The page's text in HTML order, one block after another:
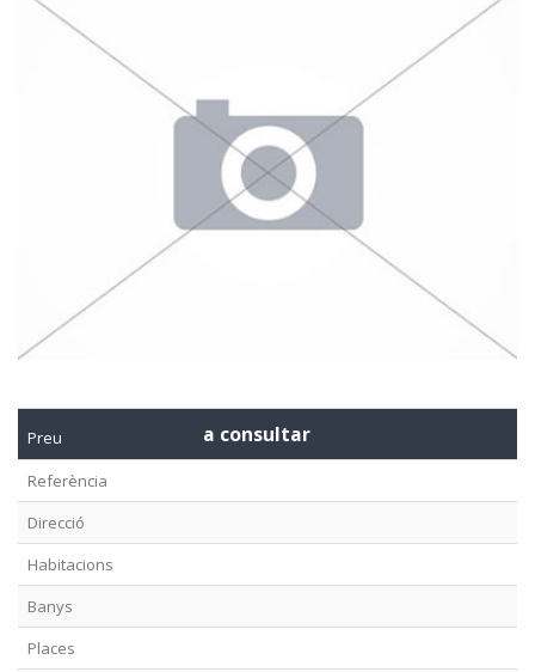
Preu a consultar
Referència
Direcció
Habitacions
Banys
Places